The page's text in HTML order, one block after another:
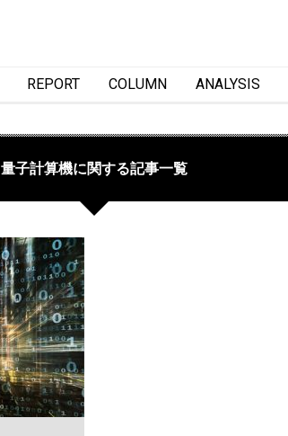
REPORT COLUMN ANALYSIS
量子計算機に関する記事一覧